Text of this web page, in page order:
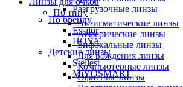
По типу
Астигматические линзы
Асферические линзы
Бифокальные линзы
Для вождения линзы
Компьютерные линзы
Офисные линзы
Разгрузочные линзы
По бренду
Essilor
HOYA
Детские линзы
Stellest
MiYOSMART